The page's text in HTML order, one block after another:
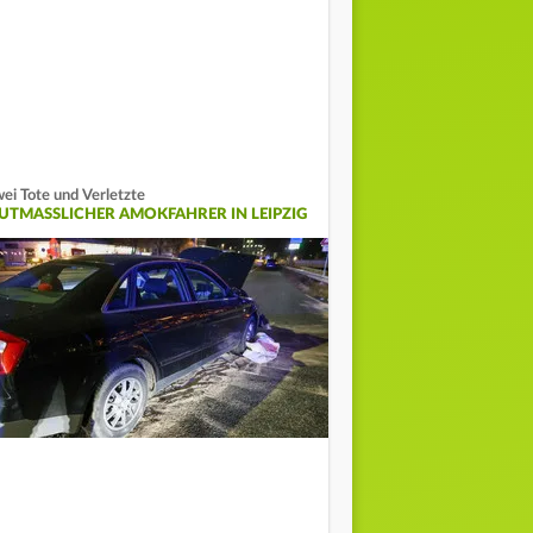
Tote und Verletzte
AMOKFAHRER IN LEIPZIG